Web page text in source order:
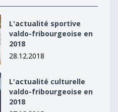
valdo-fribourgeoise en 2018
L'actualité sportive
valdo-fribourgeoise en
2018
28.12.2018
valdo-fribourgeoise en
L'actualité culturelle
valdo-fribourgeoise en
2018